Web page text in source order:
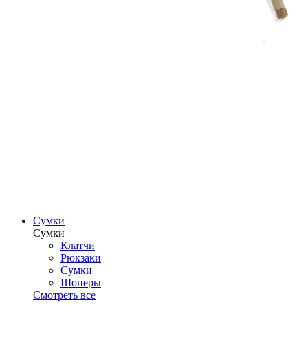
Сумки
Сумки
Клатчи
Рюкзаки
Сумки
Шоперы
Смотреть все